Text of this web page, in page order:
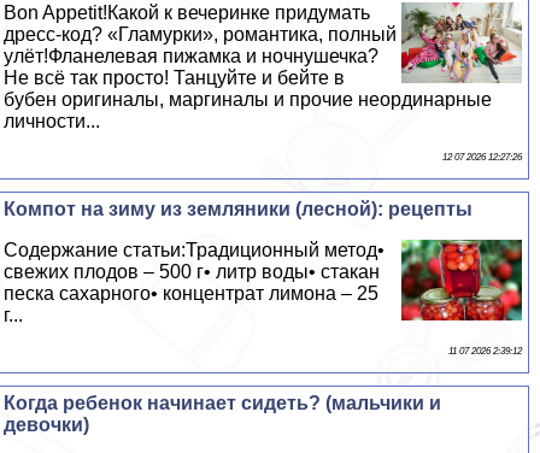
Bon Appetit!Какой к вечеринке придумать
дресс-код? «Гламурки», романтика, полный
улёт!Фланелевая пижамка и ночнушечка?
Не всё так просто! Танцуйте и бейте в
бубен оригиналы, маргиналы и прочие неординарные
личности...
12 07 2026 12:27:26
Компот на зиму из земляники (лесной): рецепты
Содержание статьи:Традиционный метод•
свежих плодов – 500 г• литр воды• стакан
песка сахарного• концентрат лимона – 25
г...
11 07 2026 2:39:12
Когда ребенок начинает сидеть? (мальчики и
дeвoчки)